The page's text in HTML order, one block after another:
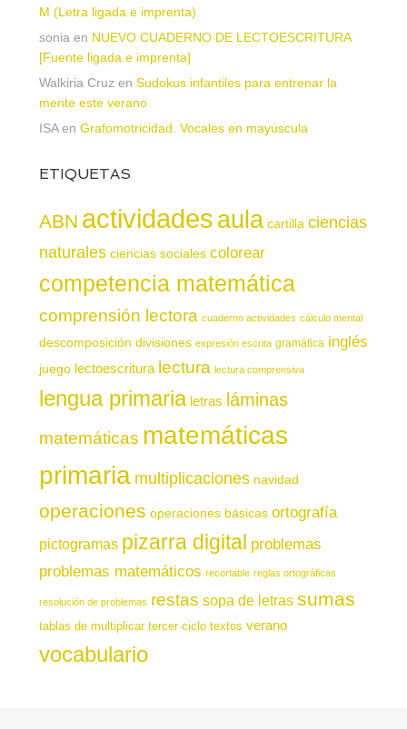
M (Letra ligada e imprenta)
sonia en NUEVO CUADERNO DE LECTOESCRITURA
[Fuente ligada e imprenta]
Walkiria Cruz en Sudokus infantiles para entrenar la
mente este verano
ISAen Grafomotricidad. Vocales en mayúscula
ETIQUETAS
ABN actividadesaula cartilla ciencias
naturales ciencias sociales colorear
competencia matemática
comprensión lectora cuaderno actividades cálculo mental
descomposición divisiones expresión escrita gramática inglés
juego lectoescritura lectura lectura comprensiva
lengua primaria letras láminas
matemáticas matemáticas
primaria multiplicaciones navidad
operaciones operaciones básicas ortografía
pictogramas pizarra digital problemas
problemas matemáticos recortable reglas ortográficas
resolución de problemas restas sopa de letras sumas
tablas de multiplicar tercer ciclo textos verano
vocabulario